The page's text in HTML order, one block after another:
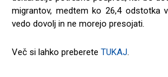
migrantov, medtem ko 26,4 odstotka
vedo dovolj in ne morejo presojati.
Več si lahko preberete TUKAJ.